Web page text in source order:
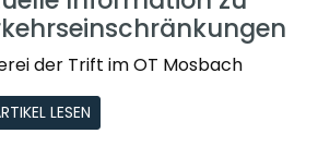
der Trift im OT Mosbach
LESEN